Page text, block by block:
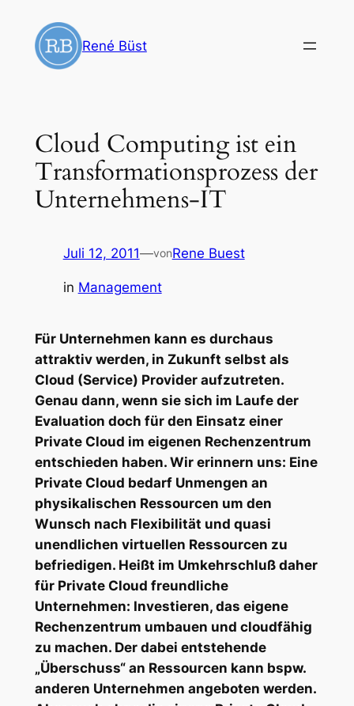
Inhalt
springen
René Büst
Cloud Computing ist ein
Transformationsprozess der
Unternehmens-IT
Juli 12, 2011—vonRene Buest
in Management
Für Unternehmen kann es durchaus
attraktiv werden, in Zukunft selbst als
Cloud (Service) Provider aufzutreten.
Genau dann, wenn sie sich im Laufe der
Evaluation doch für den Einsatz einer
Private Cloud im eigenen Rechenzentrum
entschieden haben. Wir erinnern uns: Eine
Private Cloud bedarf Unmengen an
physikalischen Ressourcen um den
Wunsch nach Flexibilität und quasi
unendlichen virtuellen Ressourcen zu
befriedigen. Heißt im Umkehrschluß daher
für Private Cloud freundliche
Unternehmen: Investieren, das eigene
Rechenzentrum umbauen und cloudfähig
zu machen. Der dabei entstehende
„Überschuss“ an Ressourcen kann bspw.
anderen Unternehmen angeboten werden.